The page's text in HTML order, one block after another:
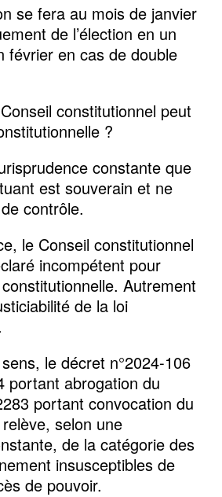
se fera au mois de janvier
de l’élection en un
février en cas de double
constitutionnel peut
?
constante que
est souverain et ne
contrôle.
le Conseil constitutionnel
incompétent pour
Autrement
de la loi
le décret n°2024-106
portant abrogation du
portant convocation du
selon une
de la catégorie des
insusceptibles de
de pouvoir.